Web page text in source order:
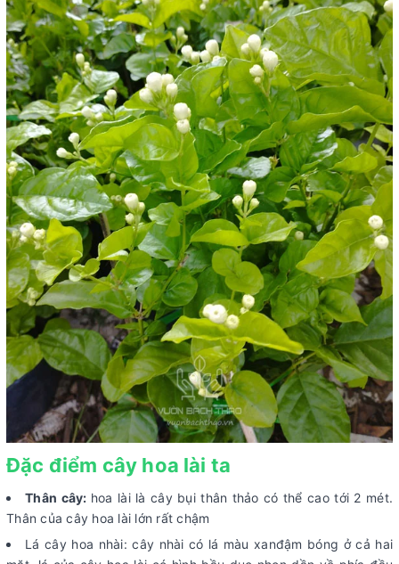
Đặc điểm cây hoa lài ta
Thân cây: hoa lài là cây bụi thân thảo có thể cao tới 2 mét.
Thân của cây hoa lài lớn rất chậm
Lá cây hoa nhài: cây nhài có lá màu xanđậm bóng ở cả hai